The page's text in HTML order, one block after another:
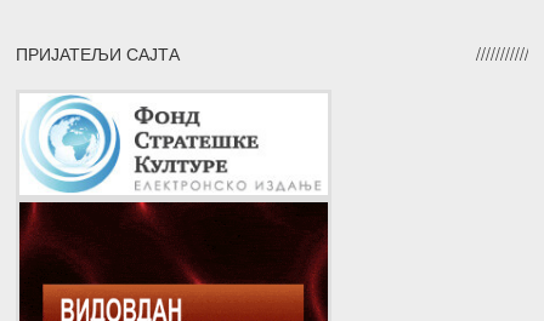
ПРИЈАТЕЉИ САЈТА